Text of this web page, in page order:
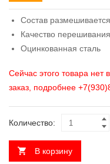
Состав размешивается
Качество перешивания
Оцинкованная сталь
Сейчас этого товара нет
заказ, подробнее
Количество:
В корзину